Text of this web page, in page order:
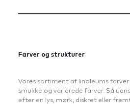
Farver og strukturer
Vores sortiment af linoleums
smukke og varierede farver. Så
efter en lys, mørk, diskret eller